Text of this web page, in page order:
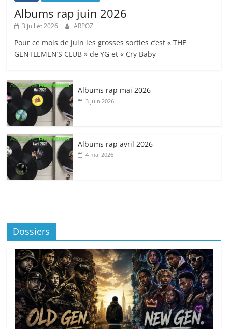
Albums rap juin 2026
3 juillet 2026 ARPOZ
Pour ce mois de juin les grosses sorties c’est « THE
GENTLEMEN’S CLUB » de YG et « Cry Baby
Albums rap mai 2026
3 juin 2026
Albums rap avril 2026
4 mai 2026
Dossiers